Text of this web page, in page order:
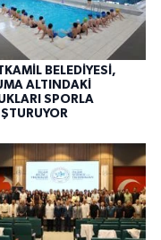
BELEDİYESİ,
ALTINDAKİ
SPORLA